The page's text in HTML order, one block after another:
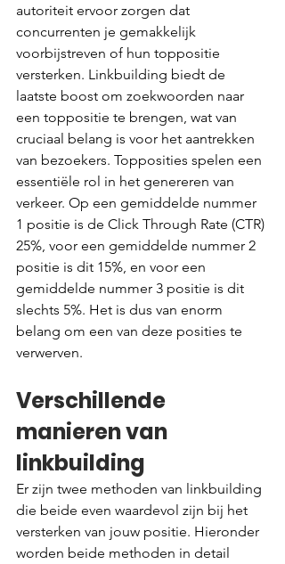
autoriteit ervoor zorgen dat
concurrenten je gemakkelijk
voorbijstreven of hun toppositie
versterken. Linkbuilding biedt de
laatste boost om zoekwoorden naar
een toppositie te brengen, wat van
cruciaal belang is voor het aantrekken
van bezoekers. Topposities spelen een
essentiële rol in het genereren van
verkeer. Op een gemiddelde nummer
1 positie is de Click Through Rate (CTR)
25%, voor een gemiddelde nummer 2
positie is dit 15%, en voor een
gemiddelde nummer 3 positie is dit
slechts 5%. Het is dus van enorm
belang om een van deze posities te
verwerven.
Verschillende
manieren van
linkbuilding
Er zijn twee methoden van linkbuilding
die beide even waardevol zijn bij het
versterken van jouw positie. Hieronder
worden beide methoden in detail